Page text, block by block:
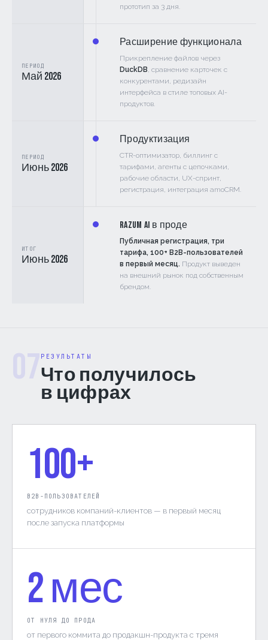
прототип за 3 дня.
ПЕРИОД
Май 2026
Расширение функционала
Прикрепление файлов через
DuckDB , сравнение карточек с
конкурентами, редизайн
интерфейса в стиле топовых AI-
продуктов.
ПЕРИОД
Июнь 2026
Продуктизация
CTR-оптимизатор, биллинг с
тарифами, агенты с цепочками,
рабочие области, UX-спринт,
регистрация, интеграция amoCRM.
ИТОГ
Июнь 2026
Razum AI в проде
Публичная регистрация, три
тарифа, 100+ B2B-пользователей
в первый месяц. Продукт выведен
на внешний рынок под собственным
брендом.
РЕЗУЛЬТАТЫ
Что получилось
в цифрах
100+
B2B-ПОЛЬЗОВАТЕЛЕЙ
сотрудников компаний-клиентов — в первый месяц
после запуска платформы
2 мес
ОТ НУЛЯ ДО ПРОДА
от первого коммита до продакшн-продукта с тремя